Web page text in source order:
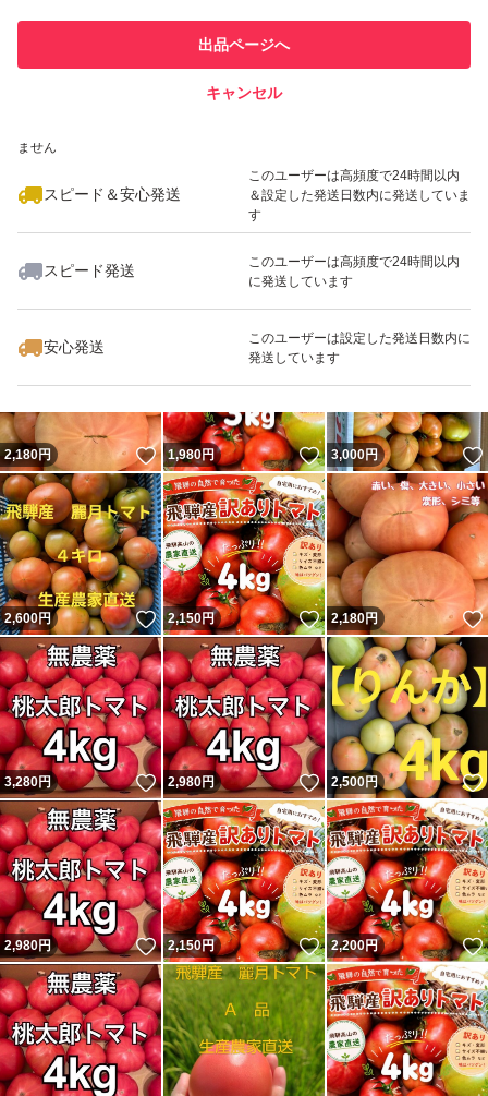
再度、内容を考慮していただき
ご検討、よろしくお願い致します(￣∇￣*)ゞ
尚、常温での発送となりますので
気温が低い時期は午前午後関係なく発送致しますが
気軽にコメントよろしくお願い致します
改めて、あくまでもキズ・異型有りのワケ有りトマトです
ので
ご理解、ご承知した上で
ご検討をよろしくお願い致します
での取引実績があります
ません
スピード＆安心発送
このユーザーは高頻度で24時間以内
＆設定した発送日数内に発送していま
す
スピード発送
このユーザーは高頻度で24時間以内
に発送しています
安心発送
このユーザーは設定した発送日数内に
発送しています
出品ページへ
キャンセル
いいね！
3,000
2,180円 いいね！
1,980円 いいね！
3,000円
2,600円 いいね！
2,150円 いいね！
2,180円
3,280円 いいね！
2,980円 いいね！
2,500円
2,980円 いいね！
2,150円 いいね！
2,200円